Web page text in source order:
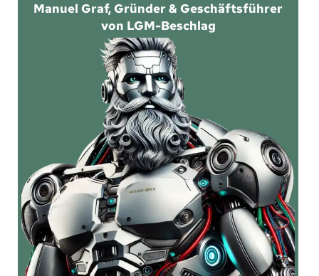
Manuel Graf, Gründer & Geschäftsführer
von LGM-Beschlag